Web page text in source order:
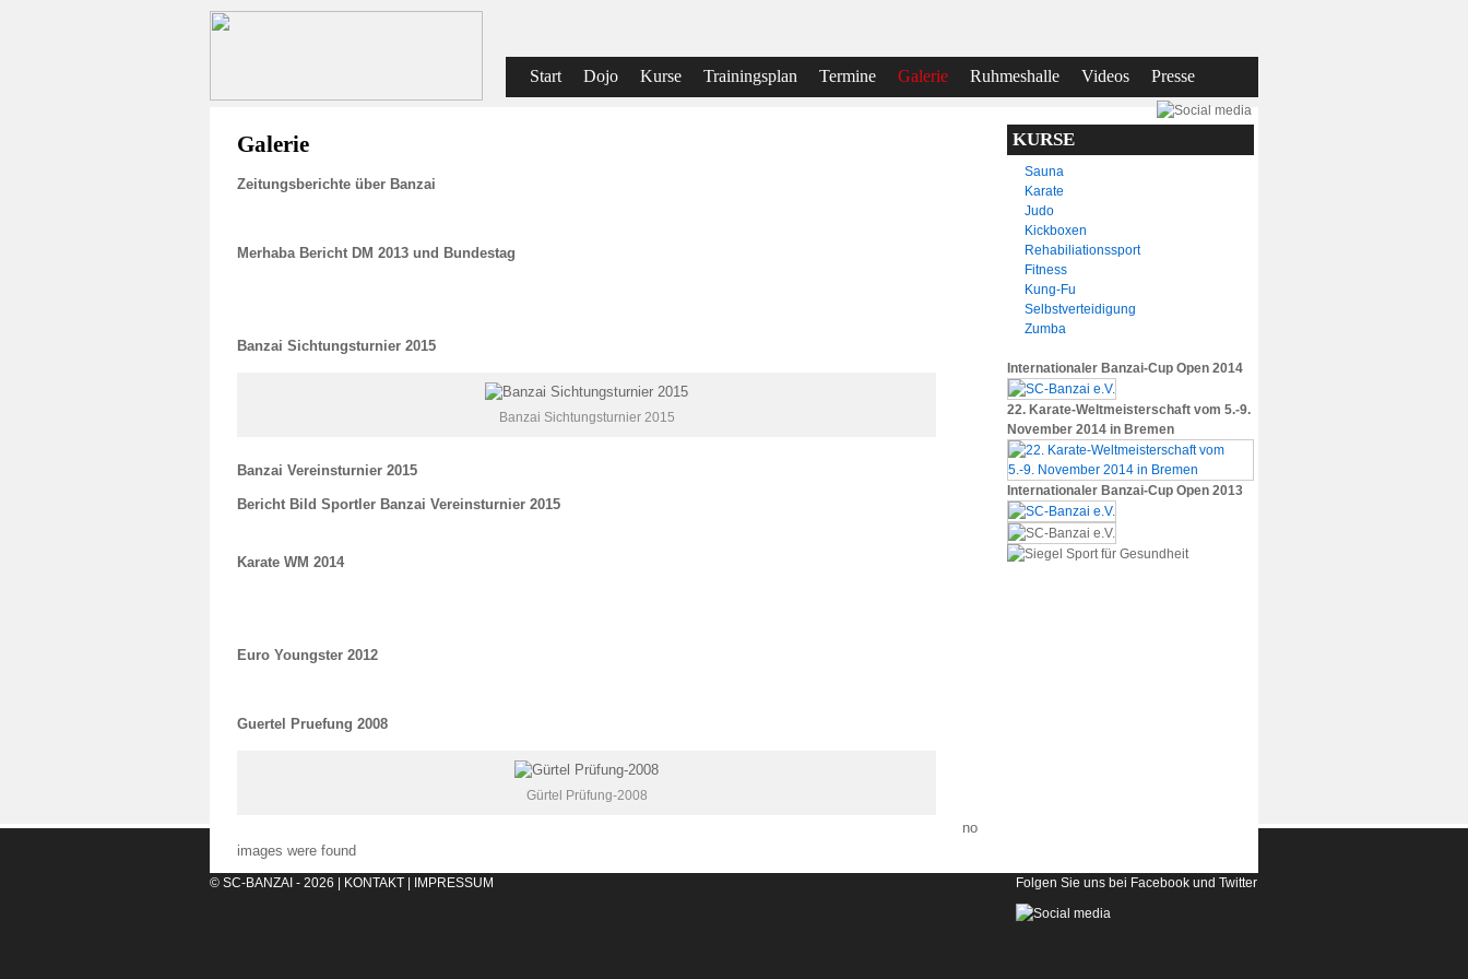
Start Dojo Kurse Trainingsplan Termine Galerie Ruhmeshalle Videos Presse
Galerie
Zeitungsberichte über Banzai
Merhaba Bericht DM 2013 und Bundestag
Banzai Sichtungsturnier 2015
Banzai Sichtungsturnier 2015
Banzai Vereinsturnier 2015
Bericht Bild Sportler Banzai Vereinsturnier 2015
Karate WM 2014
Euro Youngster 2012
Guertel Pruefung 2008
Gürtel Prüfung-2008
no
images were found
KURSE
Sauna
Karate
Judo
Kickboxen
Rehabiliationssport
Fitness
Kung-Fu
Selbstverteidigung
Zumba
Internationaler Banzai-Cup Open 2014
22. Karate-Weltmeisterschaft vom 5.-9.
November 2014 in Bremen
Internationaler Banzai-Cup Open 2013
Folgen Sie uns bei Facebook und Twitter
© SC-BANZAI - 2026 | KONTAKT IMPRESSUM